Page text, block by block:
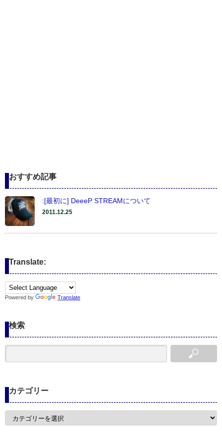
おすすめ記事
:[最初に] DeeeP STREAMについて
2011.12.25
Translate:
Powered by Translate
検索
カテゴリー
カ